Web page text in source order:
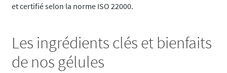
et certifié selon la norme ISO 22000.
Les ingrédients clés et bienfaits
de nos gélules